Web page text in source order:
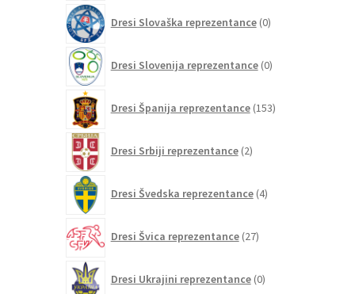
Dresi Slovaška reprezentance 0izdelkov
Dresi Slovenija reprezentance 0izdelkov
Dresi Španija reprezentance 153izdelkov
Dresi Srbiji reprezentance 2izdelka
Dresi Švedska reprezentance 4izdelki
Dresi Švica reprezentance 27izdelkov
Dresi Ukrajini reprezentance 0izdelkov